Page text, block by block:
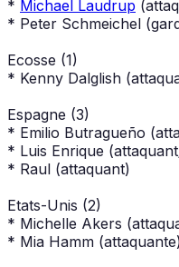
* Michael Laudrup
* Peter Schmeichel
Ecosse (1)
* Kenny Dalglish
Espagne (3)
* Emilio Butragueño
* Luis Enrique
* Raul (attaquant)
Etats-Unis (2)
* Michelle Akers
* Mia Hamm